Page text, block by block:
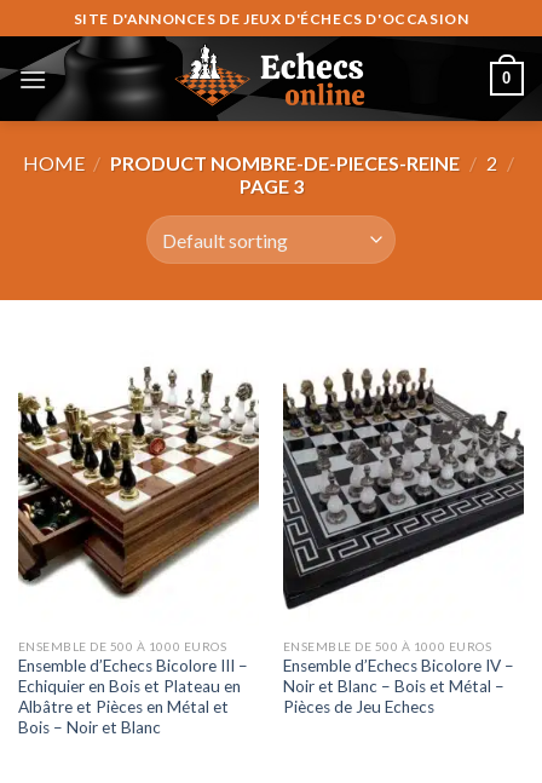
to
content
SITE D'ANNONCES DE JEUX D'ÉCHECS D'OCCASION
0
HOME / PRODUCT NOMBRE-DE-PIECES-REINE / 2 /
PAGE 3
ENSEMBLE DE 500 À 1000 EUROS
Ensemble d’Echecs Bicolore III –
Echiquier en Bois et Plateau en
Albâtre et Pièces en Métal et
Bois – Noir et Blanc
ENSEMBLE DE 500 À 1000 EUROS
Ensemble d’Echecs Bicolore IV –
Noir et Blanc – Bois et Métal –
Pièces de Jeu Echecs